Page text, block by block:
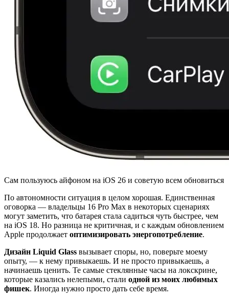
Сам пользуюсь айфоном на iOS 26 и советую всем обновиться
По автономности ситуация в целом хорошая. Единственная
оговорка — владельцы 16 Pro Max в некоторых сценариях
могут заметить, что батарея стала садиться чуть быстрее, чем
на iOS 18. Но разница не критичная, и с каждым обновлением
Apple продолжает оптимизировать энергопотребление.
Дизайн Liquid Glass вызывает споры, но, поверьте моему
опыту, — к нему привыкаешь. И не просто привыкаешь, а
начинаешь ценить. Те самые стеклянные часы на локскрине,
которые казались нелепыми, стали одной из моих любимых
фишек. Иногда нужно просто дать себе время.